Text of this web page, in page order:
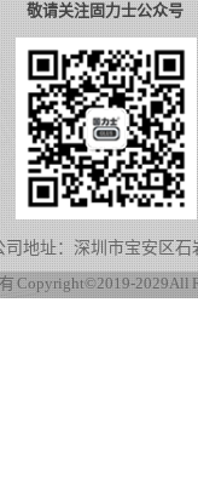
敬请关注固力士公众号
司地址：深圳市宝安区
Copyright©2019-2029 All